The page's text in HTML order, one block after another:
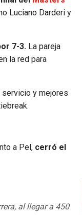
Luciano Darderi y
7-3. La pareja
la red para
servicio y mejores
a Pel, cerró el
al llegar a 450